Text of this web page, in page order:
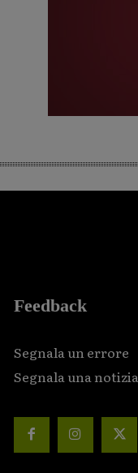
Feedback
Segnala un errore
Segnala una notizia